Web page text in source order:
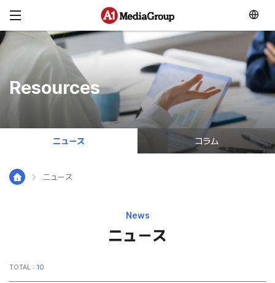
メニュースキップ
ニュース
Resources
ニュース コラム
News
ニュース
TOTAL : 10